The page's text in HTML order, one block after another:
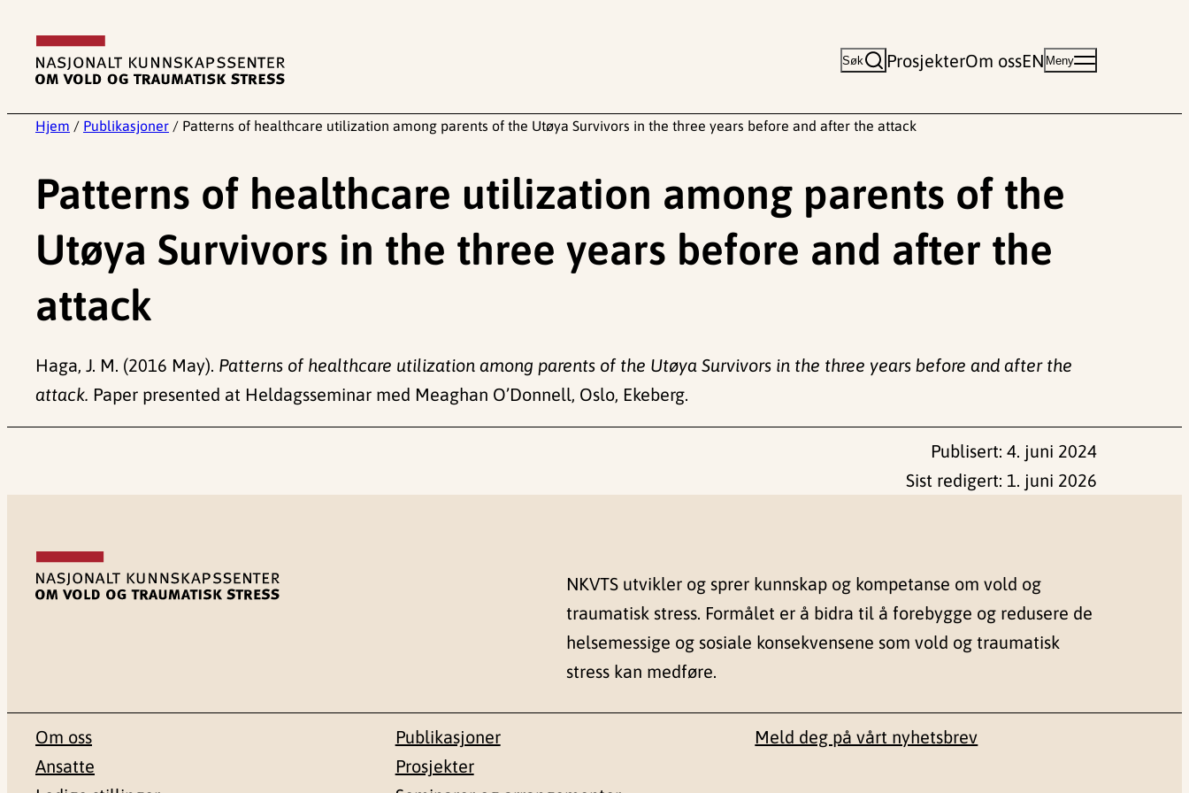
innhold
Søk ProsjekterOm ossEN Meny
Hjem / Publikasjoner / Patterns of healthcare utilization among parents of the Utøya Survivors in the three years before and after the attack
Patterns of healthcare utilization among parents of the
Utøya Survivors in the three years before and after the
attack
Haga, J. M. (2016 May). Patterns of healthcare utilization among parents of the Utøya Survivors in the three years before and after the
attack. Paper presented at Heldagsseminar med Meaghan O’Donnell, Oslo, Ekeberg.
Publisert: 4. juni 2024
Sist redigert: 1. juni 2026
NKVTS utvikler og sprer kunnskap og kompetanse om vold og
traumatisk stress. Formålet er å bidra til å forebygge og redusere de
helsemessige og sosiale konsekvensene som vold og traumatisk
stress kan medføre.
Om oss
Ansatte
Publikasjoner
Prosjekter
Meld deg på vårt nyhetsbrev